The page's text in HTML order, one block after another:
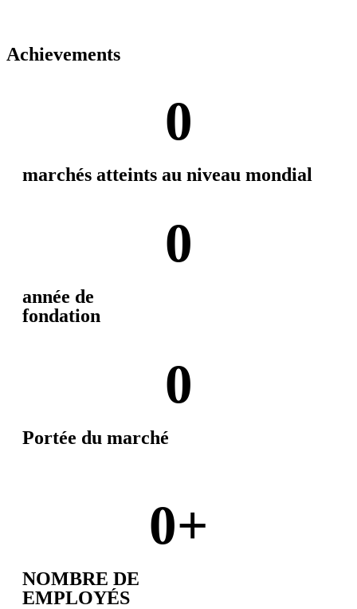
Achievements
0
marchés atteints au niveau mondial
0
année de
fondation
0
Portée du marché
0+
NOMBRE DE
EMPLOYÉS